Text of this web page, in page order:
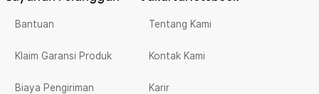
Bantuan
Klaim Garansi Produk
Biaya Pengiriman
Tentang Kami
Kontak Kami
Karir